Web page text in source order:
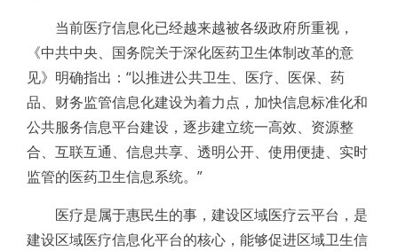
当前医疗信息化已经越来越被各级政府所重视，
《中共中央、国务院关于深化医药卫生体制改革的意
见》明确指出：“以推进公共卫生、医疗、医保、药
品、财务监管信息化建设为着力点，加快信息标准化和
公共服务信息平台建设，逐步建立统一高效、资源整
合、互联互通、信息共享、透明公开、使用便捷、实时
监管的医药卫生信息系统。”
医疗是属于惠民生的事，建设区域医疗云平台，是
建设区域医疗信息化平台的核心，能够促进区域卫生信